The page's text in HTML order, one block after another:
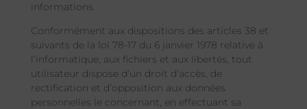
informations.
Conformément aux dispositions des articles 38 et
suivants de la loi 78-17 du 6 janvier 1978 relative à
l’informatique, aux fichiers et aux libertés, tout
utilisateur dispose d’un droit d’accès, de
rectification et d’opposition aux données
personnelles le concernant, en effectuant sa